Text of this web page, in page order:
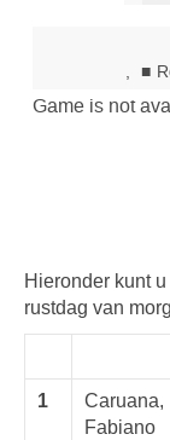
Hieronder kunt
rustdag van
1
Caruana,
Fabiano